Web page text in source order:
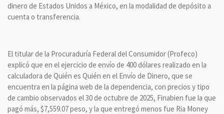
dinero de Estados Unidos a México, en la modalidad de depósito a
cuenta o transferencia.
El titular de la Procuraduría Federal del Consumidor (Profeco)
explicó que en el ejercicio de envío de 400 dólares realizado en la
calculadora de Quién es Quién en el Envío de Dinero, que se
encuentra en la página web de la dependencia, con precios y tipo
de cambio observados el 30 de octubre de 2025, Finabien fue la que
pagó más, $7,559.07 peso, y la que entregó menos fue Ria Money